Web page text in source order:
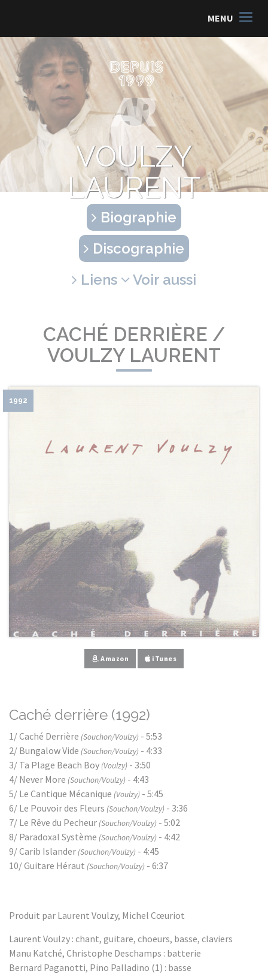
MENU
VOULZY
LAURENT
Biographie
Discographie
Liens
Voir aussi
CACHÉ DERRIÈRE /
VOULZY LAURENT
1992
Amazon iTunes
Caché derrière (1992)
1/ Caché Derrière (Souchon/Voulzy) - 5:53
2/ Bungalow Vide (Souchon/Voulzy) - 4:33
3/ Ta Plage Beach Boy (Voulzy) - 3:50
4/ Never More (Souchon/Voulzy) - 4:43
5/ Le Cantique Mécanique (Voulzy) - 5:45
6/ Le Pouvoir des Fleurs (Souchon/Voulzy) - 3:36
7/ Le Rêve du Pecheur (Souchon/Voulzy) - 5:02
8/ Paradoxal Système (Souchon/Voulzy) - 4:42
9/ Carib Islander (Souchon/Voulzy) - 4:45
10/ Guitare Héraut (Souchon/Voulzy) - 6:37
Produit par Laurent Voulzy, Michel Cœuriot
Laurent Voulzy : chant, guitare, choeurs, basse, claviers
Manu Katché, Christophe Deschamps : batterie
Bernard Paganotti, Pino Palladino (1) : basse